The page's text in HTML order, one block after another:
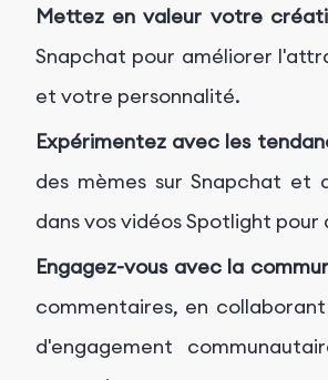
Mettez en valeur votre
Snapchat pour améliorer
et votre personnalité.
Expérimentez avec les
des mèmes sur Snapchat et
dans vos vidéos Spotlight
Engagez-vous avec la
commentaires, en
d'engagement